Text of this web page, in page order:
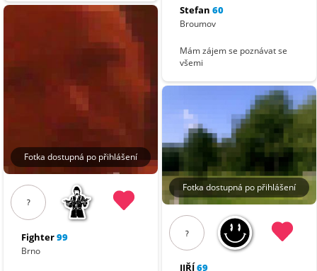
Fotka dostupná po přihlášení
?
Fighter99
Brno
Stefan 60
Broumov
Mám zájem se poznávat se
všemi
Fotka dostupná po přihlášení
?
JIŘÍ69